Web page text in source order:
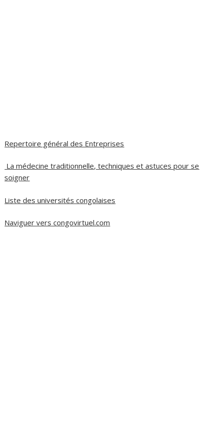
Repertoire général des Entreprises
La médecine traditionnelle, techniques et astuces pour se
soigner
Liste des universités congolaises
Naviguer vers congovirtuel.com